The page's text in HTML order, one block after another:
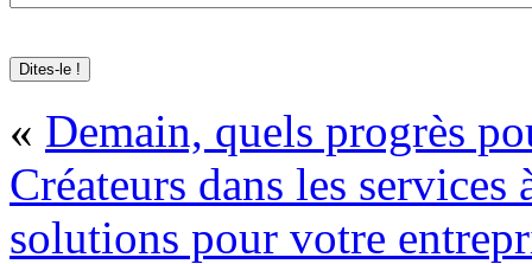
« Demain, quels progrès
Créateurs dans les
solutions pour votre